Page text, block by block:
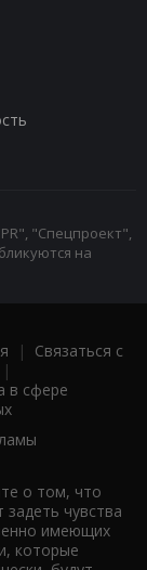
"Спецпроект",
на
| Связаться с
|
в сфере
о том, что
чувства
имеющих
которые